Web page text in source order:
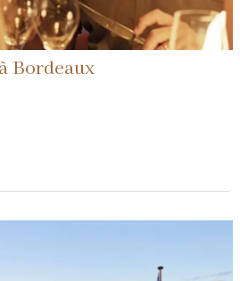
Bordeaux